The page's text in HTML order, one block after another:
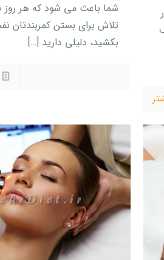
شما باعث می شود که هر روز
تلاش برای بستن کمربندتان
بکشید، دلیلی دارید […]